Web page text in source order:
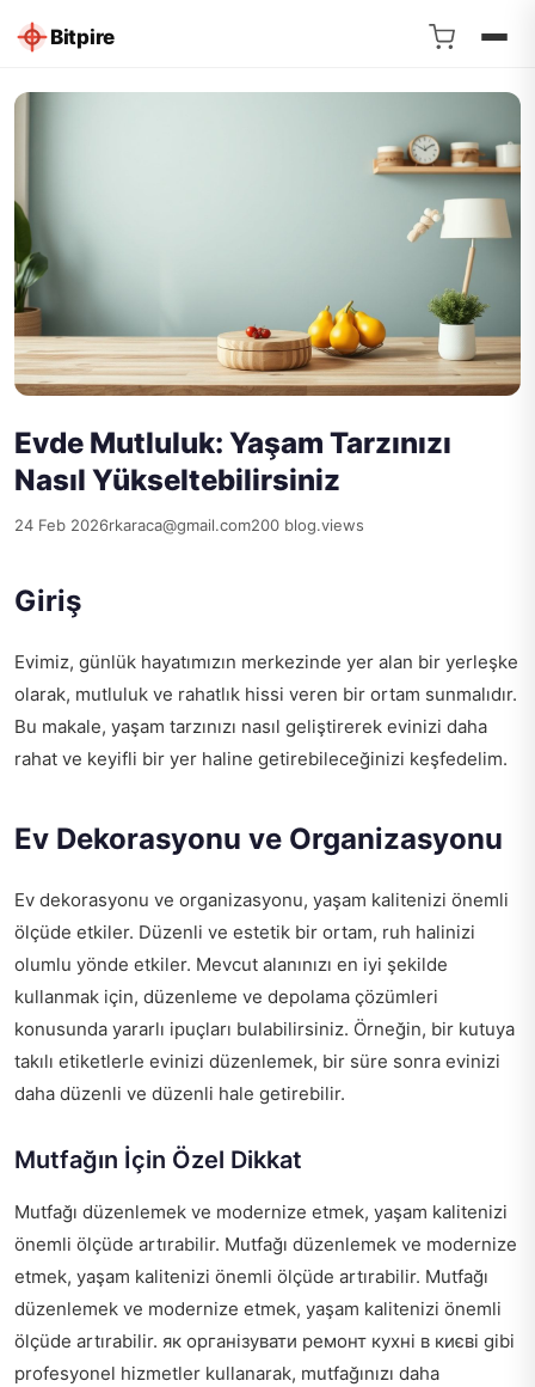
Bitpire
Evde Mutluluk: Yaşam Tarzınızı
Nasıl Yükseltebilirsiniz
24 Feb 2026rkaraca@gmail.com200 blog.views
Giriş
Evimiz, günlük hayatımızın merkezinde yer alan bir yerleşke
olarak, mutluluk ve rahatlık hissi veren bir ortam sunmalıdır.
Bu makale, yaşam tarzınızı nasıl geliştirerek evinizi daha
rahat ve keyifli bir yer haline getirebileceğinizi keşfedelim.
Ev Dekorasyonu ve Organizasyonu
Ev dekorasyonu ve organizasyonu, yaşam kalitenizi önemli
ölçüde etkiler. Düzenli ve estetik bir ortam, ruh halinizi
olumlu yönde etkiler. Mevcut alanınızı en iyi şekilde
kullanmak için, düzenleme ve depolama çözümleri
konusunda yararlı ipuçları bulabilirsiniz. Örneğin, bir kutuya
takılı etiketlerle evinizi düzenlemek, bir süre sonra evinizi
daha düzenli ve düzenli hale getirebilir.
Mutfağın İçin Özel Dikkat
Mutfağı düzenlemek ve modernize etmek, yaşam kalitenizi
önemli ölçüde artırabilir. Mutfağı düzenlemek ve modernize
etmek, yaşam kalitenizi önemli ölçüde artırabilir. Mutfağı
düzenlemek ve modernize etmek, yaşam kalitenizi önemli
ölçüde artırabilir. як організувати ремонт кухні в києві gibi
profesyonel hizmetler kullanarak, mutfağınızı daha